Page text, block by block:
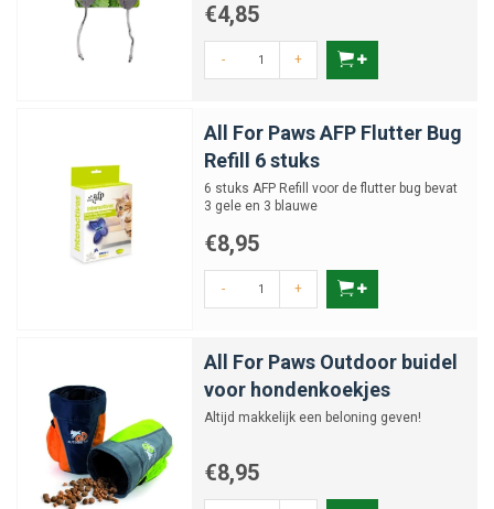
€4,85
- +
All For Paws AFP Flutter Bug
Refill 6 stuks
6 stuks AFP Refill voor de flutter bug bevat
3 gele en 3 blauwe
€8,95
- +
All For Paws Outdoor buidel
voor hondenkoekjes
Altijd makkelijk een beloning geven!
€8,95